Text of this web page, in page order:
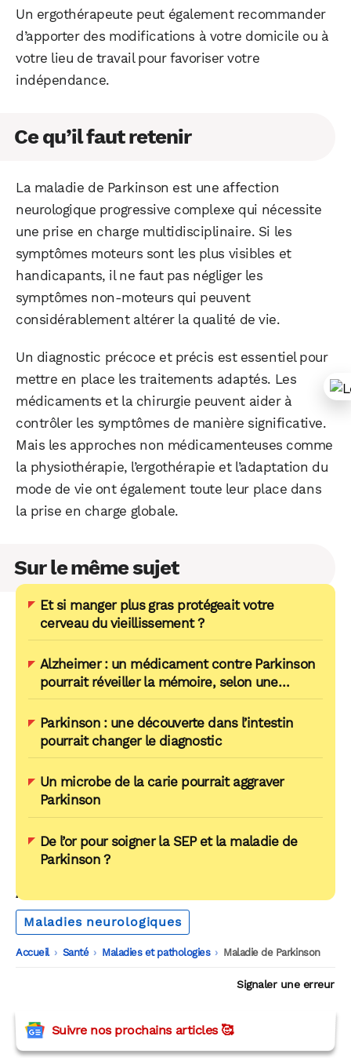
Un ergothérapeute peut également recommander
d’apporter des modifications à votre domicile ou à
votre lieu de travail pour favoriser votre
indépendance.
Ce qu’il faut retenir
La maladie de Parkinson est une affection
neurologique progressive complexe qui nécessite
une prise en charge multidisciplinaire. Si les
symptômes moteurs sont les plus visibles et
handicapants, il ne faut pas négliger les
symptômes non-moteurs qui peuvent
considérablement altérer la qualité de vie.
Un diagnostic précoce et précis est essentiel pour
mettre en place les traitements adaptés. Les
médicaments et la chirurgie peuvent aider à
contrôler les symptômes de manière significative.
Mais les approches non médicamenteuses comme
la physiothérapie, l’ergothérapie et l’adaptation du
mode de vie ont également toute leur place dans
la prise en charge globale.
Sur le même sujet
Et si manger plus gras protégeait votre
cerveau du vieillissement ?
Alzheimer : un médicament contre Parkinson
pourrait réveiller la mémoire, selon une
nouvelle étude
Parkinson : une découverte dans l’intestin
pourrait changer le diagnostic
Un microbe de la carie pourrait aggraver
Parkinson
De l’or pour soigner la SEP et la maladie de
Parkinson ?
AUTOUR DU MÊME THÈME
Maladies neurologiques
Accueil -
Santé -
Maladies et pathologies -
Maladie de Parkinson
Signaler une erreur
Suivre nos prochains articles 🥰